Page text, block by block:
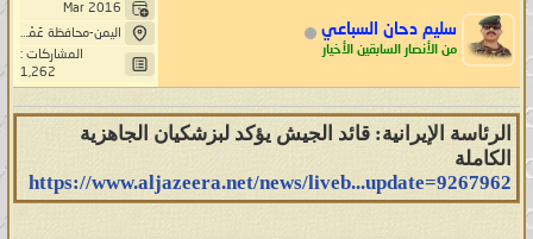
سليم دحان السباعي
من الأنصار السابقين الأخيار
Mar 2016
اليمن-محافظة عَمْرَانْ-بَنِيْ صُرَيْمْ- خِيَارْ حَاشد
المشاركات :
1,262
الرئاسة الإيرانية: قائد الجيش يؤكد لبزشكيان الجاهزية
الكاملة
https://www.aljazeera.net/news/liveb...update=9267962